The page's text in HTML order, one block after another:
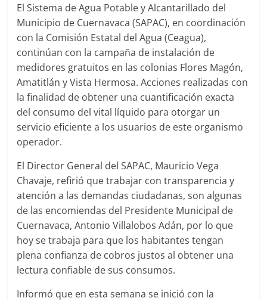
Alcantarillado
del
Municipio
de
Cuernavaca
El Sistema de Agua Potable y Alcantarillado del
Municipio de Cuernavaca (SAPAC), en coordinación
con la Comisión Estatal del Agua (Ceagua),
continúan con la campaña de instalación de
medidores gratuitos en las colonias Flores Magón,
Amatitlán y Vista Hermosa. Acciones realizadas con
la finalidad de obtener una cuantificación exacta
del consumo del vital líquido para otorgar un
servicio eficiente a los usuarios de este organismo
operador.
El Director General del SAPAC, Mauricio Vega
Chavaje, refirió que trabajar con transparencia y
atención a las demandas ciudadanas, son algunas
de las encomiendas del Presidente Municipal de
Cuernavaca, Antonio Villalobos Adán, por lo que
hoy se trabaja para que los habitantes tengan
plena confianza de cobros justos al obtener una
lectura confiable de sus consumos.
Informó que en esta semana se inició con la